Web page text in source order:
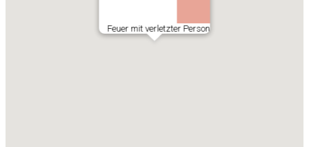
Feuer mit verletzter Person